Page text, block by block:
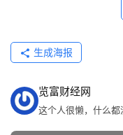
生成海报
览富财经网
这个人很懒，什么都